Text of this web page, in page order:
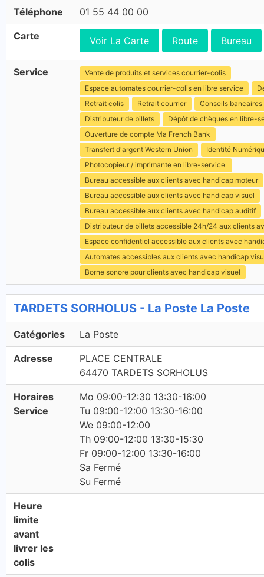
Téléphone 01 55 44 00 00
Carte Voir La Carte Route Bureau
Service
Vente de produits et services courrier-colis
Espace automates courrier-colis en libre service
Retrait colis
Retrait courrier
Conseils bancaires
Distributeur de billets
Dépôt de chèques en libre-
Ouverture de compte Ma French Bank
Transfert d'argent Western Union
Identité
Photocopieur / imprimante en libre-service
Bureau accessible aux clients avec handicap moteur
Bureau accessible aux clients avec handicap visuel
Bureau accessible aux clients avec handicap auditif
Distributeur de billets accessible 24h/24 aux clients
Espace confidentiel accessible aux clients avec
Automates accessibles aux clients avec handicap
Borne sonore pour clients avec handicap visuel
TARDETS SORHOLUS - La Poste La Poste
Catégories La Poste
Adresse
PLACE CENTRALE
64470 TARDETS SORHOLUS
Horaires
Service
Mo 09:00-12:30 13:30-16:00
Tu 09:00-12:00 13:30-16:00
We 09:00-12:00
Th 09:00-12:00 13:30-15:30
Fr 09:00-12:00 13:30-16:00
Sa Fermé
Su Fermé
Heure
limite
avant
livrer les
colis